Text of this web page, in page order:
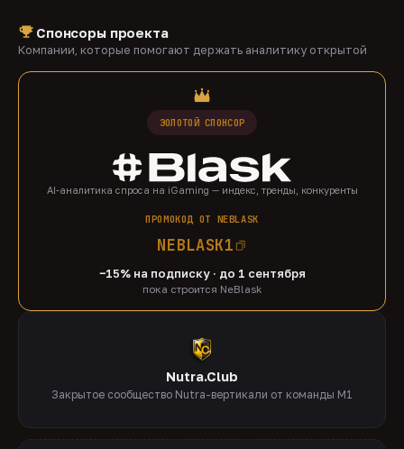
Спонсоры проекта
Компании, которые помогают держать аналитику открытой
ЗОЛОТОЙ СПОНСОР
AI-аналитика спроса на iGaming — индекс, тренды, конкуренты
ПРОМОКОД ОТ NEBLASK
NEBLASK1
−15% на подписку · до 1 сентября
пока строится NeBlask
Nutra.Club
Закрытое сообщество Nutra-вертикали от команды M1